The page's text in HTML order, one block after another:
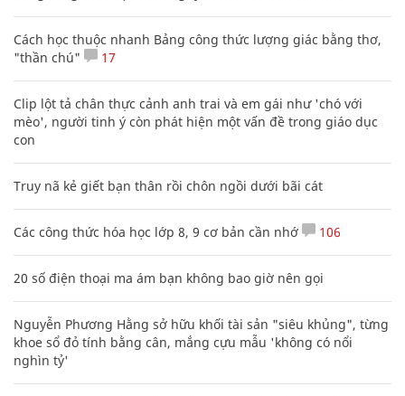
Cách học thuộc nhanh Bảng công thức lượng giác bằng thơ,
"thần chú"
17
Clip lột tả chân thực cảnh anh trai và em gái như 'chó với
mèo', người tinh ý còn phát hiện một vấn đề trong giáo dục
con
Truy nã kẻ giết bạn thân rồi chôn ngồi dưới bãi cát
Các công thức hóa học lớp 8, 9 cơ bản cần nhớ 106
20 số điện thoại ma ám bạn không bao giờ nên gọi
Nguyễn Phương Hằng sở hữu khối tài sản "siêu khủng", từng
khoe sổ đỏ tính bằng cân, mắng cựu mẫu 'không có nổi
nghìn tỷ'